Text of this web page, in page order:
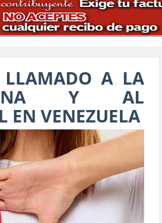
A LA
Y AL
EN VENEZUELA